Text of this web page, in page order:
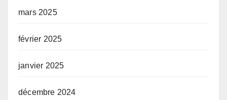
mars 2025
février 2025
janvier 2025
décembre 2024